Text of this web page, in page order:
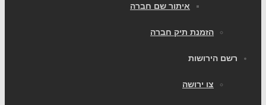
איתור שם חברה
הזמנת תיק חברה
רשם הירושות
צו ירושה